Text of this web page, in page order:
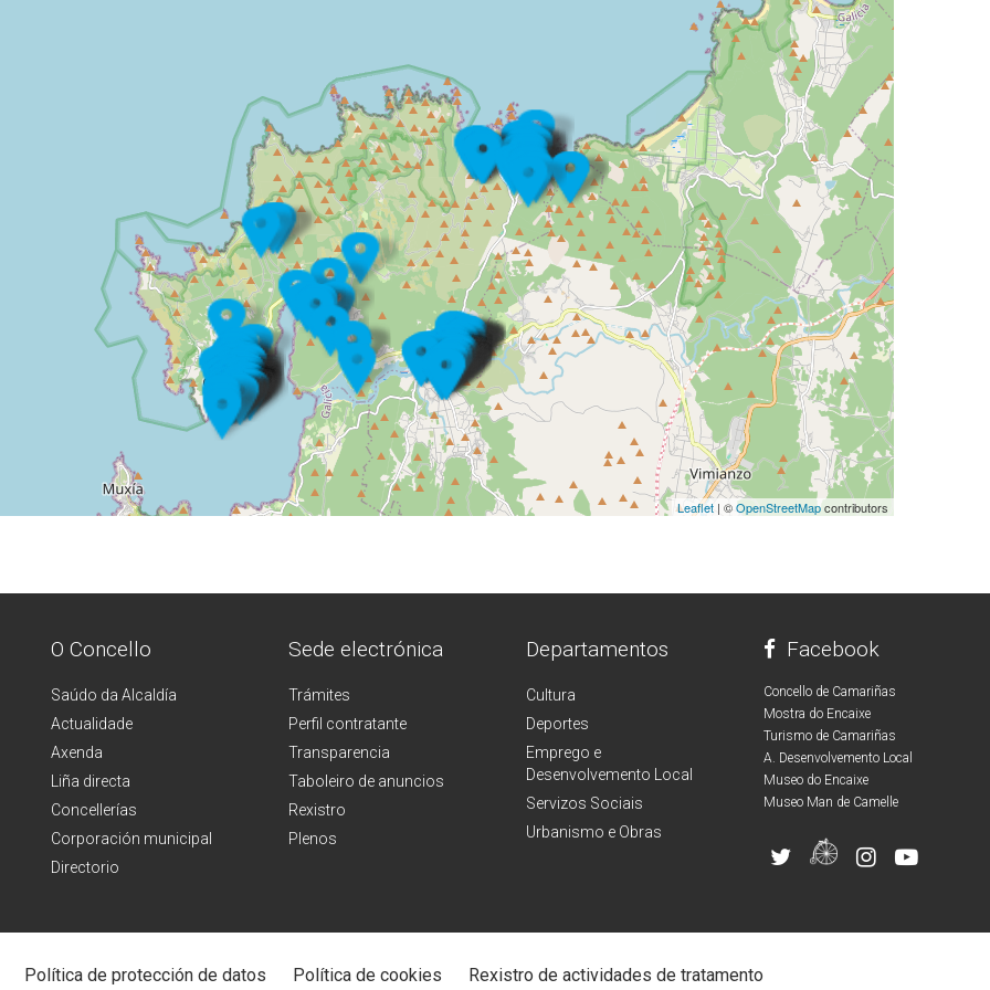
Leaflet | ©OpenStreetMapcontributors
O Concello
Saúdo da Alcaldía
Actualidade
Axenda
Liña directa
Concellerías
Corporación municipal
Directorio
Sede electrónica
Trámites
Perfil contratante
Transparencia
Taboleiro de anuncios
Rexistro
Plenos
Departamentos
Cultura
Deportes
Emprego e
Desenvolvemento Local
Servizos Sociais
Urbanismo e Obras
Facebook
Concello de Camariñas
Mostra do Encaixe
Turismo de Camariñas
A. Desenvolvemento Local
Museo do Encaixe
Museo Man de Camelle
Política de protección de datos Política de cookies Rexistro de actividades de tratamento